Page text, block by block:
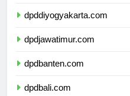
dpddiyogyakarta.com
dpdjawatimur.com
dpdbanten.com
dpdbali.com